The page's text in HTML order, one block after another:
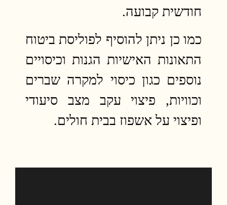
חודשית קבועה.
כמו כן ניתן להוסיף לפוליסת ביטוח
התאונות האישיות הגנות וכיסויים
נוספים כגון כיסוי למקרה שברים
וכוויות, פיצוי עקב מצב סיעודי
ופיצוי על אשפוז בבית חולים.